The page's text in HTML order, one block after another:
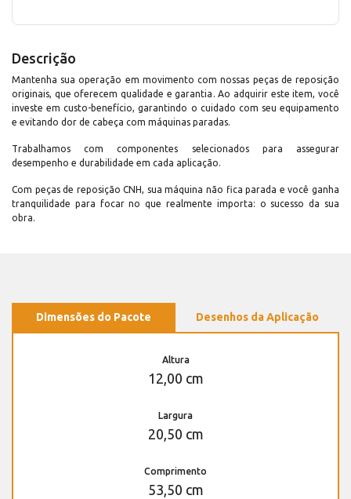
Descrição
Mantenha sua operação em movimento com nossas peças de reposição
originais, que oferecem qualidade e garantia. Ao adquirir este item, você
investe em custo-benefício, garantindo o cuidado com seu equipamento
e evitando dor de cabeça com máquinas paradas.
Trabalhamos com componentes selecionados para assegurar
desempenho e durabilidade em cada aplicação.
Com peças de reposição CNH, sua máquina não fica parada e você ganha
tranquilidade para focar no que realmente importa: o sucesso da sua
obra.
Dimensões do Pacote Desenhos da Aplicação
Altura
12,00 cm
Largura
20,50 cm
Comprimento
53,50 cm